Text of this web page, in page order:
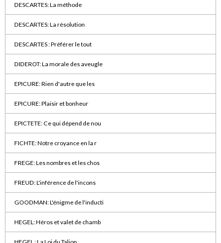
DESCARTES: La méthode
DESCARTES: La résolution
DESCARTES : Préférer le tout
DIDEROT: La morale des aveugle
EPICURE: Rien d'autre que les
EPICURE: Plaisir et bonheur
EPICTETE: Ce qui dépend de nou
FICHTE: Notre croyance en la r
FREGE: Les nombres et les chos
FREUD: L'inférence de l'incons
GOODMAN: L'énigme de l'inducti
HEGEL: Héros et valet de chamb
HEGEL : La Loi du Talion